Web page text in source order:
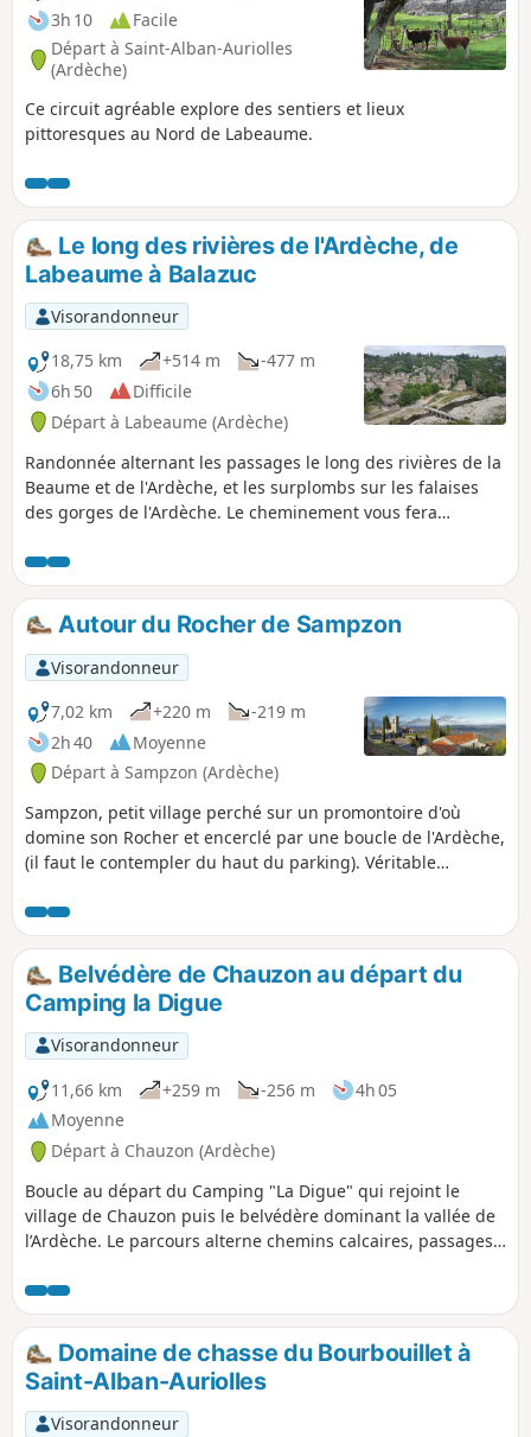
3h 10
Facile
Départ à Saint-Alban-Auriolles
(Ardèche)
Ce circuit agréable explore des sentiers et lieux
pittoresques au Nord de Labeaume.
Le long des rivières de l'Ardèche, de
Labeaume à Balazuc
Visorandonneur
18,75 km
+514 m
-477 m
6h 50
Difficile
Départ à Labeaume (Ardèche)
Randonnée alternant les passages le long des rivières de la
Beaume et de l'Ardèche, et les surplombs sur les falaises
des gorges de l'Ardèche. Le cheminement vous fera
Audon et de Balazuc, ainsi que les bourgades de Ruoms,
Pradons et Chauzon.
Autour du Rocher de Sampzon
Visorandonneur
7,02 km
+220 m
-219 m
2h 40
Moyenne
Départ à Sampzon (Ardèche)
Sampzon, petit village perché sur un promontoire d'où
domine son Rocher et encerclé par une boucle de l'Ardèche,
(il faut le contempler du haut du parking). Véritable
méandres de l'Ardèche. Le vieux village à conservé ses
maisons traditionnelles. Itinéraire très bien balisé avec des
poteaux directionnels.
Belvédère de Chauzon au départ du
Camping la Digue
Visorandonneur
11,66 km
+259 m -256 m
4h 05
Moyenne
Départ à Chauzon (Ardèche)
Boucle au départ du Camping "La Digue" qui rejoint le
village de Chauzon puis le belvédère dominant la vallée de
l’Ardèche. Le parcours alterne chemins calcaires, passages
de Chauzon permet d’observer le cirque de Gens et les
falaises de l’Ardèche dans un cadre très dégagé.
Domaine de chasse du Bourbouillet à
Saint-Alban-Auriolles
Visorandonneur